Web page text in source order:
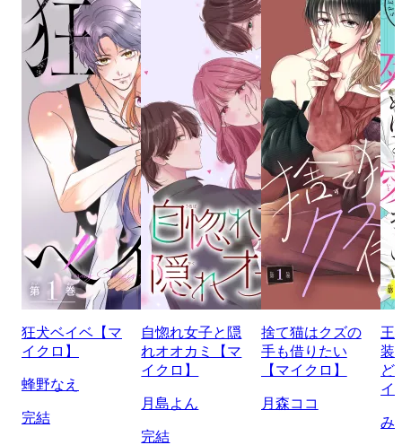
狂犬ベイベ【マ
イクロ】
蜂野なえ
完結
自惚れ女子と隠
れオオカミ【マ
イクロ】
月島よん
完結
捨て猫はクズの
手も借りたい
【マイクロ】
月森ココ
王
装
ど
イ
み